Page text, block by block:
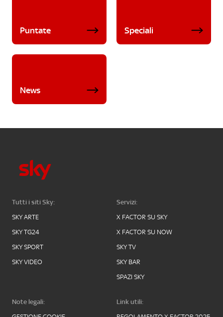
Puntate Speciali
News
Tutti i siti Sky:
SKY ARTE
SKY TG24
SKY SPORT
SKY VIDEO
Servizi:
X FACTOR SU SKY
X FACTOR SU NOW
SKY TV
SKY BAR
SPAZI SKY
Note legali:
Link utili: